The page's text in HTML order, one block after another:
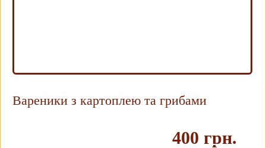
Вареники з картоплею та грибами
400 грн.